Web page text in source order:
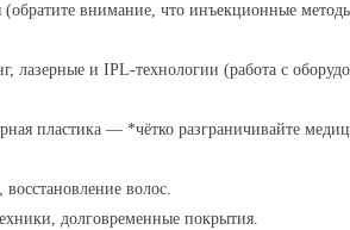
внимание, что инъекционные
и IPL-технологии (работа с
пластика — *чётко разграничивайте
волос.
долговременные покрытия.